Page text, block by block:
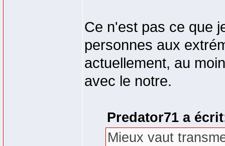
Ce n'est pas ce que
personnes aux
actuellement, au
avec le notre.
Predator71 a
Mieux vaut